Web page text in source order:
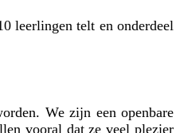
leerlingen telt en onderdeel
We zijn een openbare
vooral dat ze veel plezier